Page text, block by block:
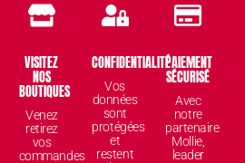
VISITEZ
NOS
BOUTIQUES
Venez
retirez
vos
commandes
CONFIDENTIALITÉ
Vos
données
sont
protégées
et
restent
PAIEMENT
SÉCURISÉ
Avec
notre
partenaire
Mollie,
leader